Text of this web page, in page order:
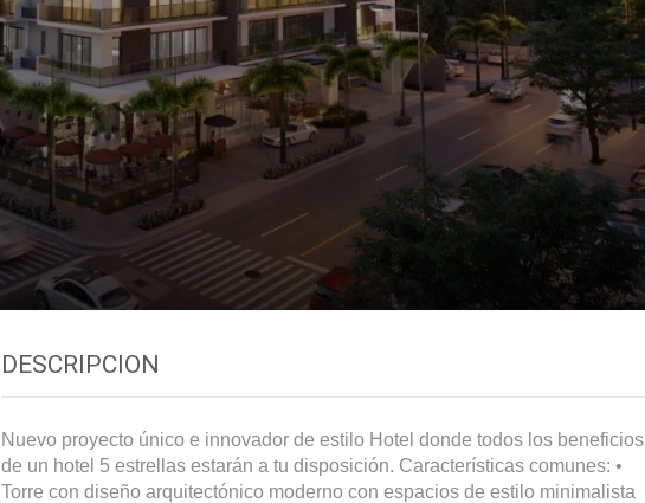
DESCRIPCION
Nuevo proyecto único e innovador de estilo Hotel donde todos los beneficios
de un hotel 5 estrellas estarán a tu disposición. Características comunes: •
Torre con diseño arquitectónico moderno con espacios de estilo minimalista